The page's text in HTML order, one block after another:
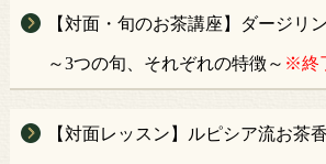
【対面・旬のお茶講座】ダージリ
～3つの旬、それぞれの特徴～ ※終
【対面レッスン】ルピシア流お茶